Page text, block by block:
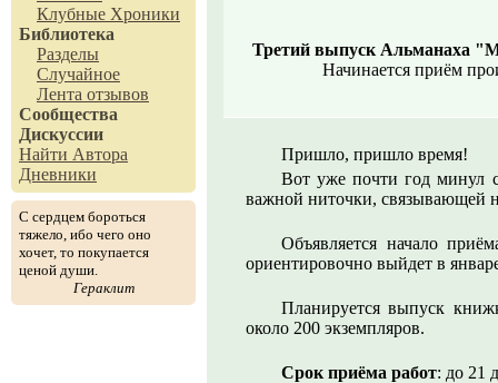
Клубные Хроники
Библиотека
Разделы
Случайное
Лента отзывов
Сообщества
Дискуссии
Найти Автора
Дневники
С сердцем бороться
тяжело, ибо чего оно
хочет, то покупается
ценой души.
Гераклит
Третий выпуск Альманаха
Начинается приём
Пришло, пришло время!
Вот уже почти год минул
важной ниточки, связывающей
Объявляется начало
ориентировочно выйдет в
Планируется выпуск
около 200 экземпляров.
Срок приёма работ: до 21